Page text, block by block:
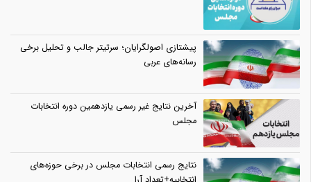
پیشتازی اصولگرایان؛ سرتیتر جالب و تحلیل برخی
رسانه‌های عربی
آخرین نتایج غیر رسمی یازدهمین دوره انتخابات
مجلس
نتایج رسمی انتخابات مجلس در برخی حوزه‌های